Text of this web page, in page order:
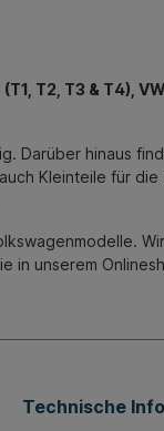
T2, T3 & T4),
Darüber hinaus
Kleinteile für
in unserem
Technische